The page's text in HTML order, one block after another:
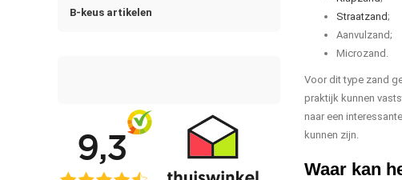
B-keus artikelen
Straatzand;
Aanvulzand;
Microzand.
Voor dit type zand
praktijk kunnen
naar een
kunnen zijn.
Waar kan